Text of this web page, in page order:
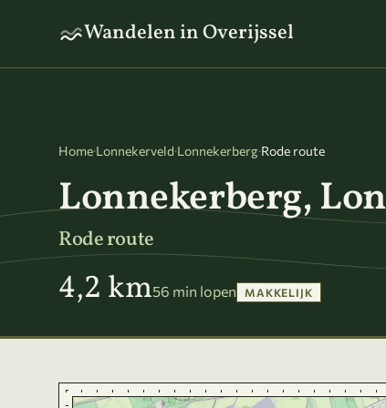
Wandelen in Overijssel
Home·Lonnekerveld·Lonnekerberg·Rode route
Lonnekerberg,
Rode route
4,2 km56 min lopen MAKKELIJK
Kaart